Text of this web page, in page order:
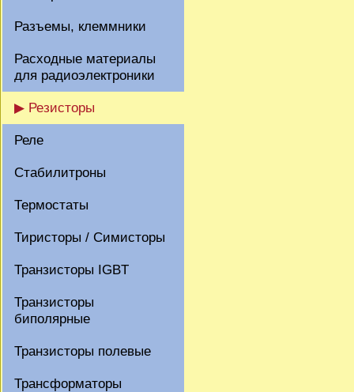
Разъемы, клеммники
Расходные материалы
для радиоэлектроники
▶ Резисторы
Реле
Стабилитроны
Термостаты
Тиристоры / Симисторы
Транзисторы IGBT
Транзисторы
биполярные
Транзисторы полевые
Трансформаторы